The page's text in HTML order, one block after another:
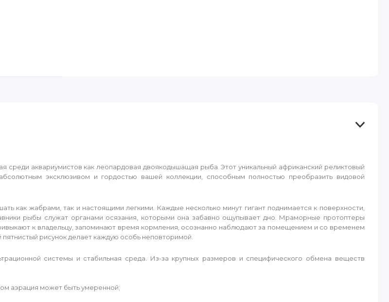
аквариумистов как леопардовая двоякодышащая рыба. Этот уникальный африканский реликтовый
эксклюзивом и гордостью вашей коллекции, способным полностью преобразить видовой
как жабрами, так и настоящими легкими. Каждые несколько минут гигант поднимается к поверхности,
рыбы служат органами осязания, которыми она забавно ощупывает дно. Мраморные протоптеры
к владельцу, запоминают время кормления, осознанно наблюдают за помещением и со временем
рисунок делает каждую особь неповторимой.
системы и стабильная среда. Из-за крупных размеров и специфического обмена веществ
аэрация может быть умеренной;